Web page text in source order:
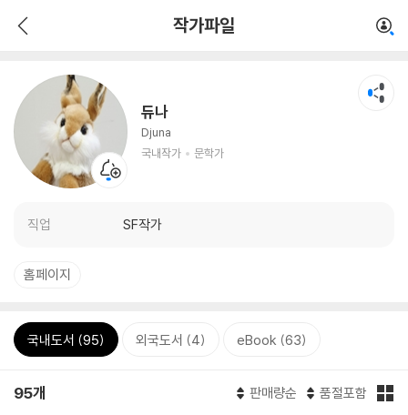
작가파일
듀나
Djuna
국내작가
문학가
직업 SF작가
홈페이지
국내도서 (95) 외국도서 (4) eBook (63)
95개 판매량순 품절포함